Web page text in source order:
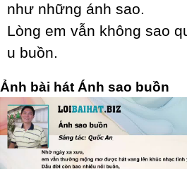
như những ánh sao.
Lòng em vẫn không sao
u buồn.
Ảnh bài hát Ánh sao buồn